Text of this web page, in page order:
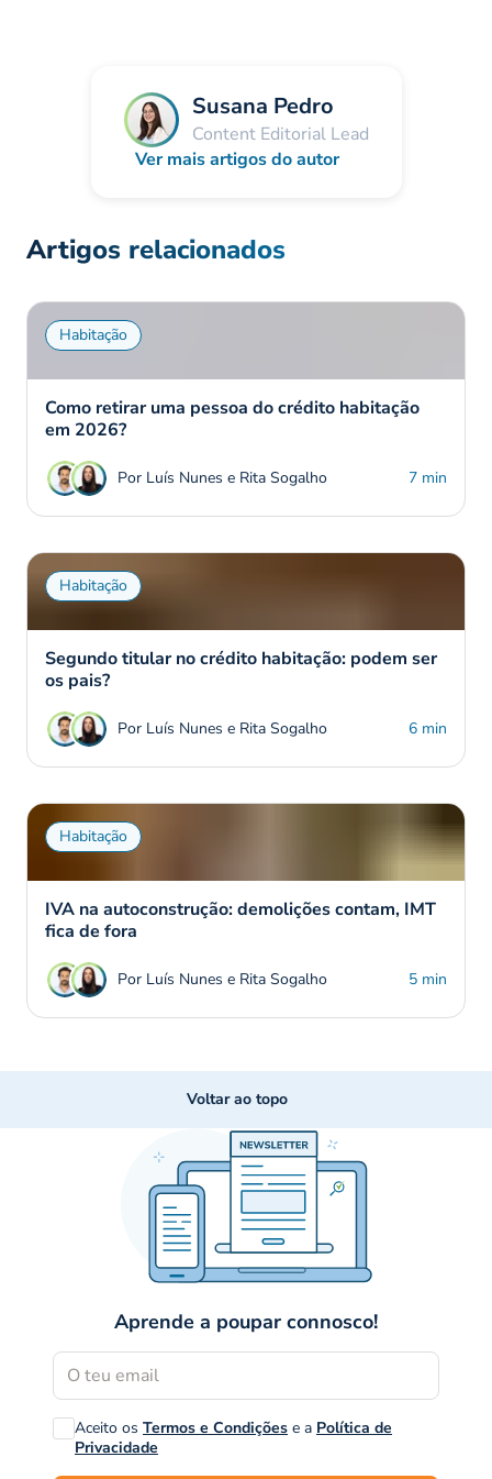
Susana Pedro
Content Editorial Lead
Ver mais artigos do autor
Artigos relacionados
Habitação
Como retirar uma pessoa do crédito habitação
em 2026?
Por Luís Nunes e Rita Sogalho 7 min
Habitação
Segundo titular no crédito habitação: podem ser
os pais?
Por Luís Nunes e Rita Sogalho 6 min
Habitação
IVA na autoconstrução: demolições contam, IMT
fica de fora
Por Luís Nunes e Rita Sogalho 5 min
Voltar ao topo
Aprende a poupar connosco!
Aceito os Termos e Condições e a Política de
Privacidade